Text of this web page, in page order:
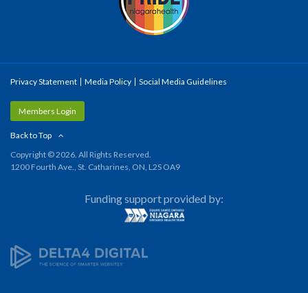
Privacy Statement Media Policy Social Media Guidelines
Members Login
Back to Top
Copyright © 2026. All Rights Reserved.
1200 Fourth Ave., St. Catharines, ON, L2S OA9
Funding support provided by: